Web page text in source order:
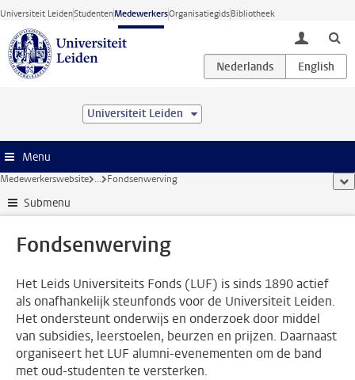
Ga direct naar de inhoud
Universiteit LeidenStudentenMedewerkersOrganisatiegidsBibliotheek
toggle
Universiteit Leiden
Menu
Medewerkerswebsite ... Fondsenwerving
Submenu
Fondsenwerving
Het Leids Universiteits Fonds (LUF) is sinds 1890 actief
als onafhankelijk steunfonds voor de Universiteit Leiden.
Het ondersteunt onderwijs en onderzoek door middel
van subsidies, leerstoelen, beurzen en prijzen. Daarnaast
organiseert het LUF alumni-evenementen om de band
met oud-studenten te versterken.